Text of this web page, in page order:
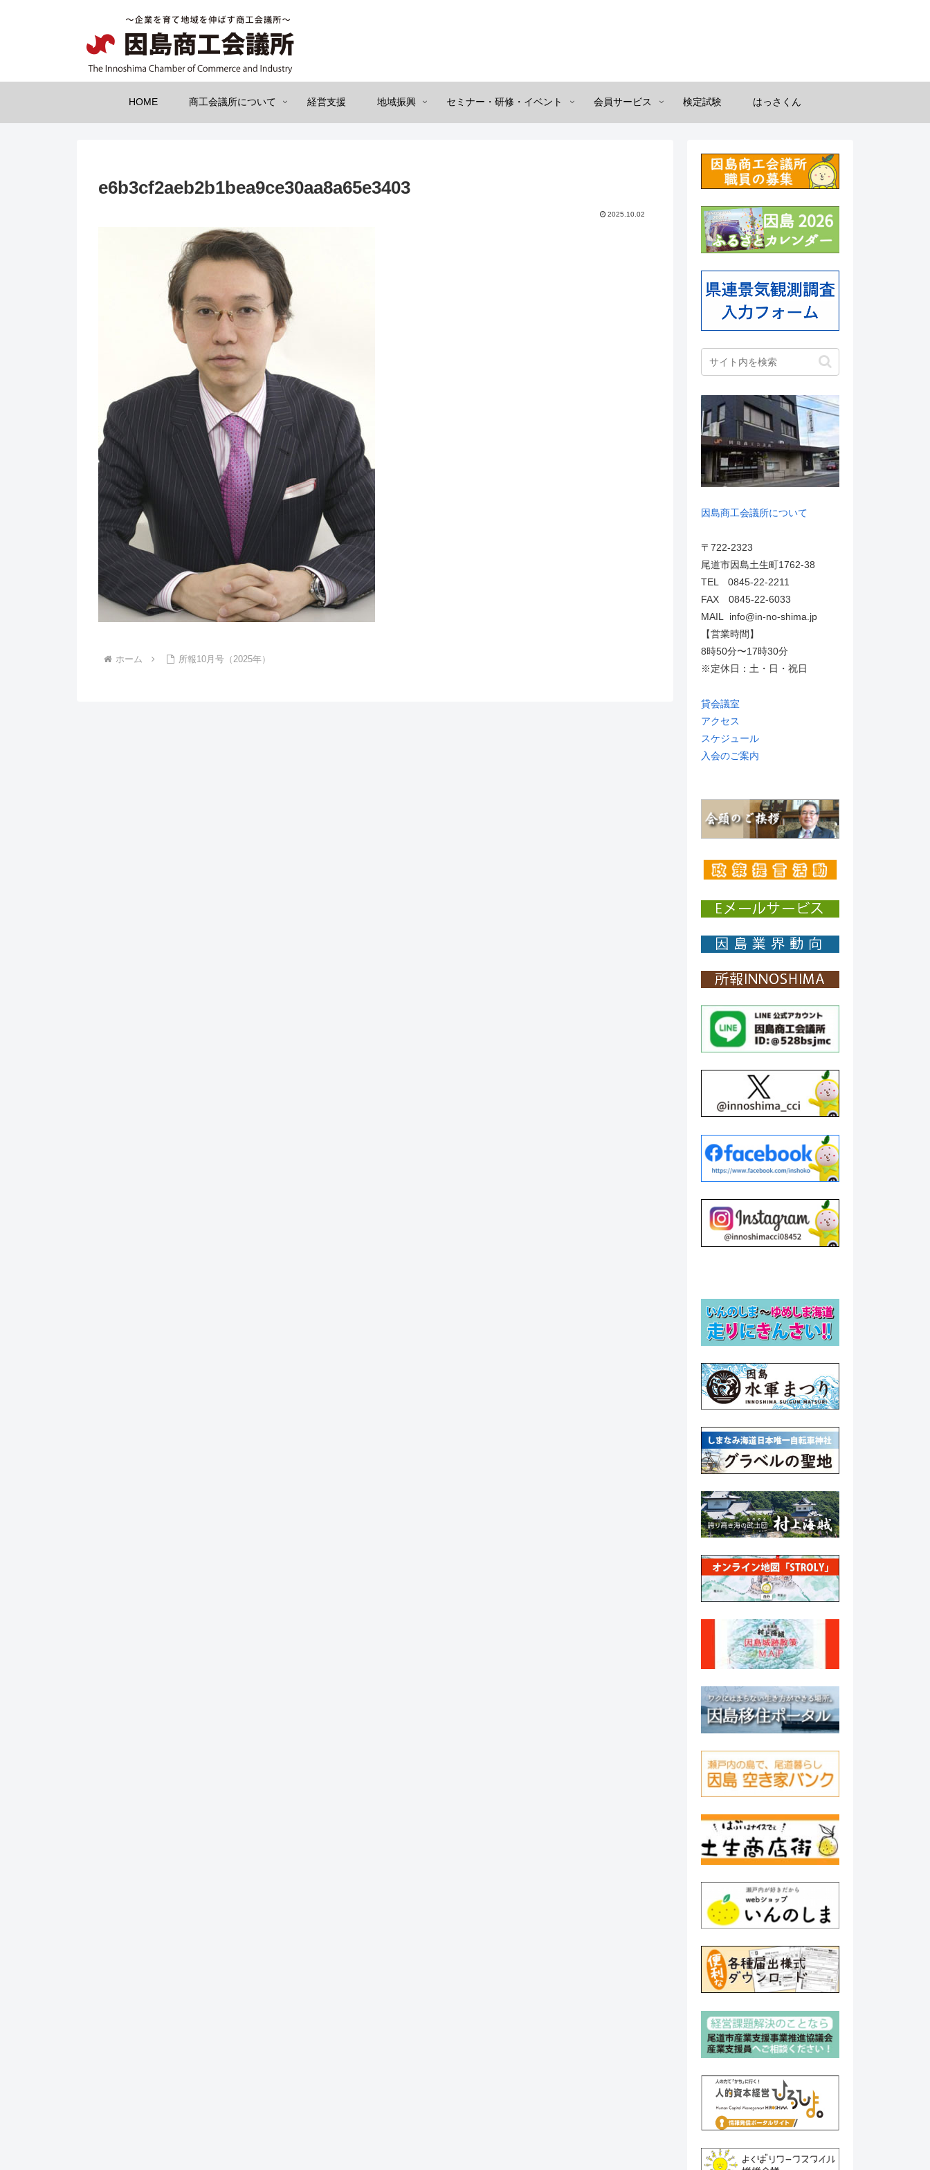
HOME 商工会議所について 経営支援 地域振興 セミナー・研修・イベント 会員サービス 検定試験 はっさくん
e6b3cf2aeb2b1bea9ce30aa8a65e3403
2025.10.02
ホーム 所報10月号（2025年）
因島商工会議所について
〒722-2323
尾道市因島土生町1762-38
TEL 0845-22-2211
FAX 0845-22-6033
MAIL info@in-no-shima.jp
【営業時間】
8時50分〜17時30分
※定休日：土・日・祝日
貸会議室
アクセス
スケジュール
入会のご案内